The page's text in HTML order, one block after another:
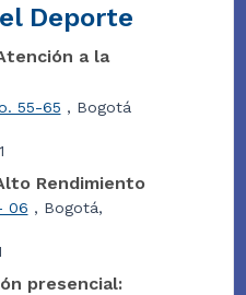
Deporte
a la
55-65 , Bogotá
Rendimiento
06 , Bogotá,
presencial: